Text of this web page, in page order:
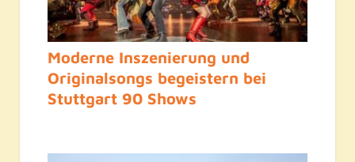
Moderne Inszenierung und
Originalsongs begeistern bei
Stuttgart 90 Shows